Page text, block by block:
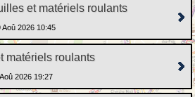
et matériels roulants
Aoû 2026 10:45
matériels roulants
2026 19:27